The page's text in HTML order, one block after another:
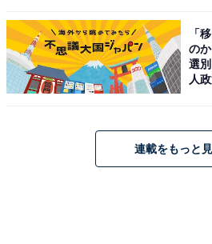
カケに、初恋相手の岩本万季子
て再会。過去の秘密も交錯しな
する刑事を見事に演じています。
リで、まさにハマり役だと言える
「
の
選
人
連載をもっと